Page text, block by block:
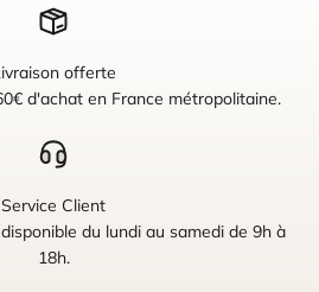
offerte
d'achat en France métropolitaine.
Service Client
du lundi au samedi de 9h à
18h.